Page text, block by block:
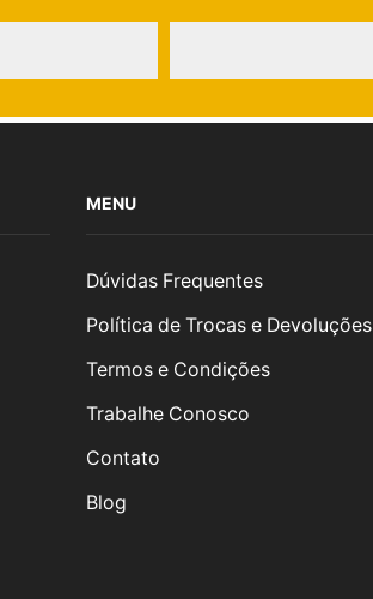
MENU
Dúvidas Frequentes
Política de Trocas e Devoluções
Termos e Condições
Trabalhe Conosco
Contato
Blog